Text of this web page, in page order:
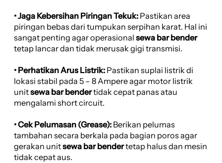
• Jaga Kebersihan Piringan Tekuk: Pastikan area
piringan bebas dari tumpukan serpihan karat. Hal ini
sangat penting agar operasional sewa bar bender
tetap lancar dan tidak merusak gigi transmisi.
• Perhatikan Arus Listrik: Pastikan suplai listrik di
lokasi stabil pada 5 – 8 Ampere agar motor listrik
unitsewa bar bendertidak cepat panas atau
mengalami short circuit.
• Cek Pelumasan (Grease): Berikan pelumas
tambahan secara berkala pada bagian poros agar
gerakan unitsewa bar bendertetap halus dan mesin
tidak cepat aus.